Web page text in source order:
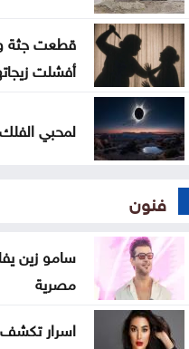
سامو زين يفاجئ جمهوره
قطعت جثة
أفشلت
لمحبي
فنون
سامو زين
مصرية
اسرار